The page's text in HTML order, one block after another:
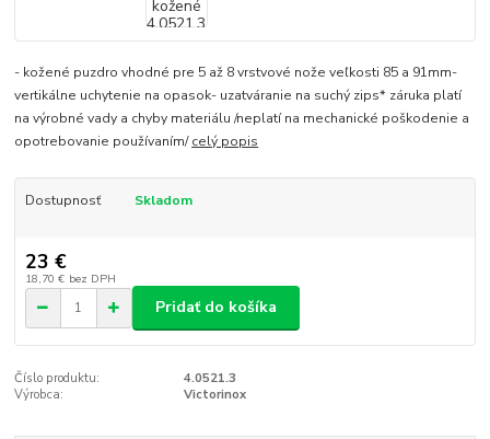
- kožené puzdro vhodné pre 5 až 8 vrstvové nože veľkosti 85 a 91mm-
vertikálne uchytenie na opasok- uzatváranie na suchý zips* záruka platí
na výrobné vady a chyby materiálu /neplatí na mechanické poškodenie a
opotrebovanie používaním/celý popis
Dostupnosť Skladom
23 €
18,70 € bez DPH
Pridať do košíka
Číslo produktu:
4.0521.3
Výrobca:
Victorinox